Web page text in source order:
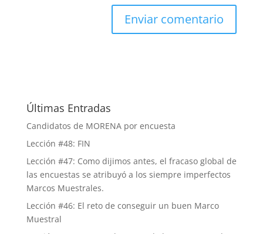
Últimas Entradas
Candidatos de MORENA por encuesta
Lección #48: FIN
Lección #47: Como dijimos antes, el fracaso global de
las encuestas se atribuyó a los siempre imperfectos
Marcos Muestrales.
Lección #46: El reto de conseguir un buen Marco
Muestral